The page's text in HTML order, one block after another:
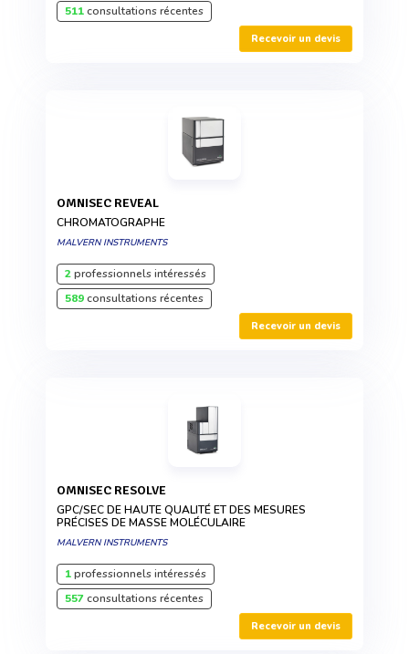
511consultations récentes
Recevoir un devis
OMNISEC REVEAL
CHROMATOGRAPHE
MALVERN INSTRUMENTS
2professionnels intéressés
589consultations récentes
Recevoir un devis
OMNISEC RESOLVE
GPC/SEC DE HAUTE QUALITÉ ET DES MESURES
PRÉCISES DE MASSE MOLÉCULAIRE
MALVERN INSTRUMENTS
1professionnels intéressés
557consultations récentes
Recevoir un devis